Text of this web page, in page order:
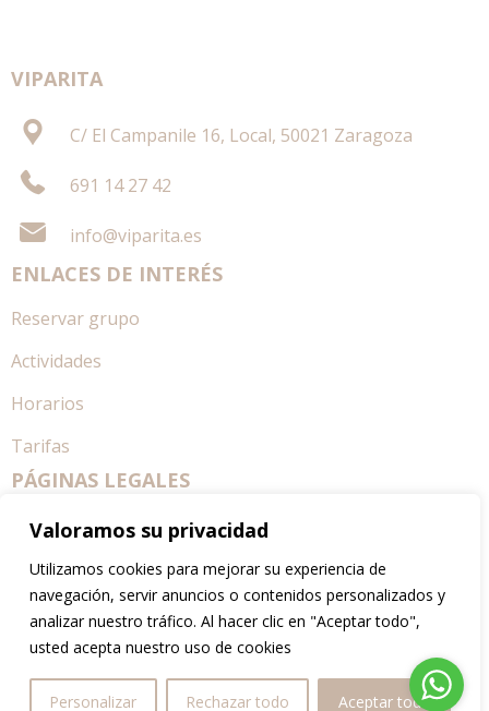
Valoramos su privacidad
Utilizamos cookies para mejorar su experiencia de
navegación, servir anuncios o contenidos personalizados y
analizar nuestro tráfico. Al hacer clic en "Aceptar todo",
usted acepta nuestro uso de cookies
Personalizar Rechazar todo Aceptar todo
VIPARITA
C/ El Campanile 16, Local, 50021 Zaragoza
691 14 27 42
info@viparita.es
ENLACES DE INTERÉS
Reservar grupo
Actividades
Horarios
Tarifas
PÁGINAS LEGALES
Aviso legal
Política de privacidad
Política de cookies
Términos y condiciones
SÍGUENOS EN REDES